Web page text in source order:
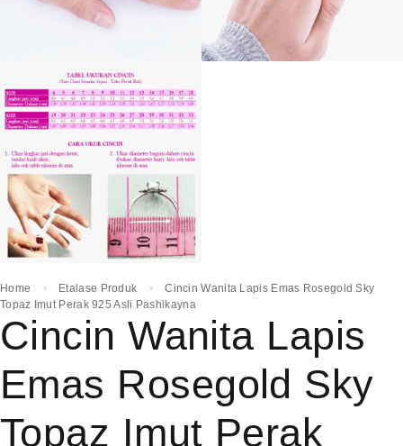
Home Etalase Produk
Cincin Wanita Lapis Emas Rosegold Sky
Topaz Imut Perak 925 Asli Pashikayna
Cincin Wanita Lapis
Emas Rosegold Sky
Topaz Imut Perak